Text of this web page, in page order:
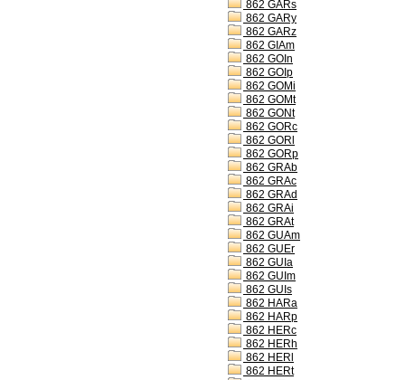
862 GARs
862 GARy
862 GARz
862 GIAm
862 GOIn
862 GOIp
862 GOMi
862 GOMt
862 GONt
862 GORc
862 GORl
862 GORp
862 GRAb
862 GRAc
862 GRAd
862 GRAi
862 GRAt
862 GUAm
862 GUEr
862 GUIa
862 GUIm
862 GUIs
862 HARa
862 HARp
862 HERc
862 HERh
862 HERl
862 HERt